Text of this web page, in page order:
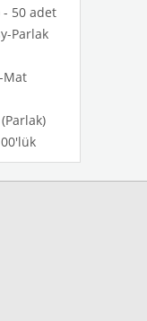
- 50 adet
Parlak
Mat